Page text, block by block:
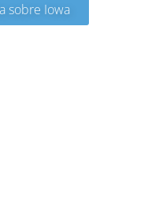
sobre Iowa